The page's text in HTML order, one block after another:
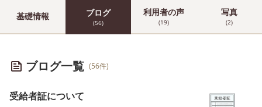
基礎情報 ブログ
(56)
利用者の声
(19)
写真
(2)
ブログ一覧 (56件)
受給者証について